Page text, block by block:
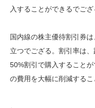
入することができるでござ
国内線の株主優待割引券
立つでござる。割引率は
50%割引で購入すること
の費用を大幅に削減するこ